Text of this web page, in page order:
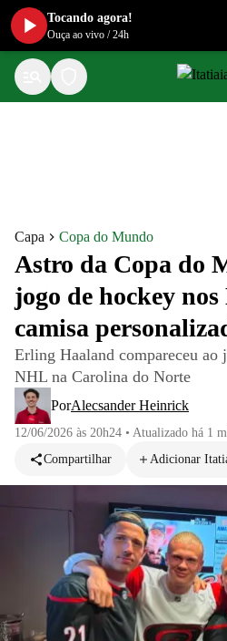
Capa Copa do Mundo
Astro da Copa do
jogo de hockey nos
camisa
Erling Haaland compareceu ao
NHL na Carolina do Norte
PorAlecsander Heinrick
12/06/2026 às 20h24 • Atualizado há 1
Compartilhar
Adicionar
Tocando agora!
Ouça ao vivo /24h